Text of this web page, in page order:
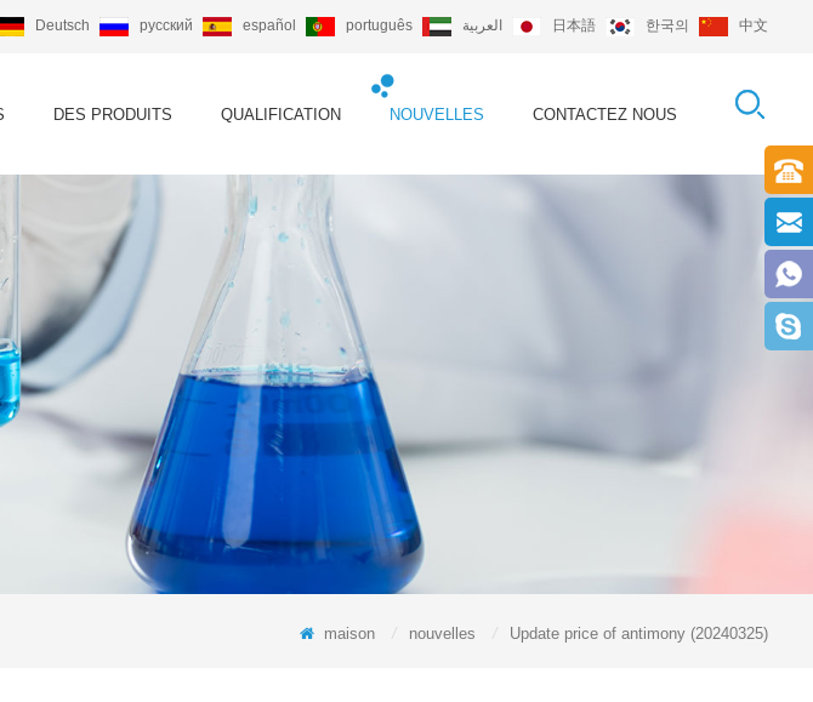
Deutsch русский español português العربية 日本語 한국의 中文
DES PRODUITS QUALIFICATION NOUVELLES CONTACTEZ NOUS
maison nouvelles Update price of antimony (20240325)